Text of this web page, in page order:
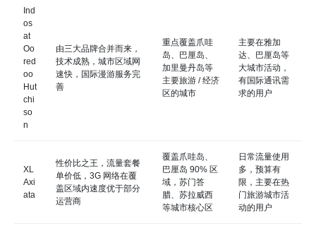
Ind
os
at
Oo
red
oo
Hut
chi
so
n
由三大品牌合并而来，
技术成熟，城市区域网
速快，国际漫游服务完
善
重点覆盖爪哇
岛、巴厘岛、
加里曼丹岛等
主要旅游 / 经济
区的城市
主要在雅加
达、巴厘岛等
大城市活动，
有国际通讯需
求的用户
XL
Axi
ata
性价比之王，流量套餐
单价低，3G 网络在覆
盖区域内速度优于部分
运营商
覆盖爪哇岛、
巴厘岛 90% 区
域，苏门答
腊、苏拉威西
等城市核心区
日常流量使用
多，预算有
限，主要在热
门旅游城市活
动的用户